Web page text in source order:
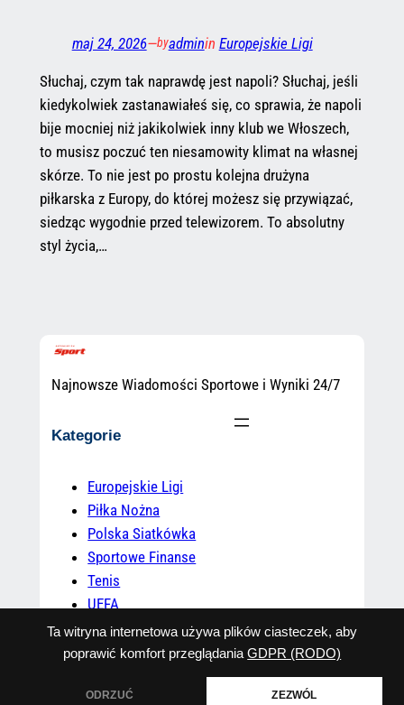
Ta witryna internetowa używa plików ciasteczek, aby
poprawić komfort przeglądania GDPR (RODO)
ODRZUĆ ZEZWÓL
maj 24, 2026—byadminin Europejskie Ligi
Słuchaj, czym tak naprawdę jest napoli? Słuchaj, jeśli
kiedykolwiek zastanawiałeś się, co sprawia, że napoli
bije mocniej niż jakikolwiek inny klub we Włoszech,
to musisz poczuć ten niesamowity klimat na własnej
skórze. To nie jest po prostu kolejna drużyna
piłkarska z Europy, do której możesz się przywiązać,
siedząc wygodnie przed telewizorem. To absolutny
styl życia,…
Najnowsze Wiadomości Sportowe i Wyniki 24/7
Kategorie
Europejskie Ligi
Piłka Nożna
Polska Siatkówka
Sportowe Finanse
Tenis
UEFA
Uncategorized